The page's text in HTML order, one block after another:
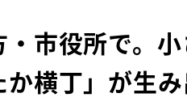
市役所で。
か横丁」が生